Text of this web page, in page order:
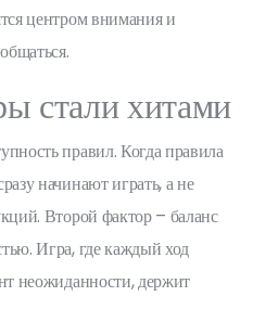
центром внимания и
стали хитами
правил. Когда правила
начинают играть, а не
Второй фактор – баланс
Игра, где каждый ход
неожиданности, держит